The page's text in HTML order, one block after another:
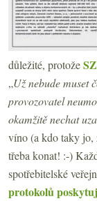
důležité, protože
„Už nebude muset
provozovatel
okamžitě nechat
víno (a kdo taky jo,
třeba konat! :-)
spotřebitelské
protokolů